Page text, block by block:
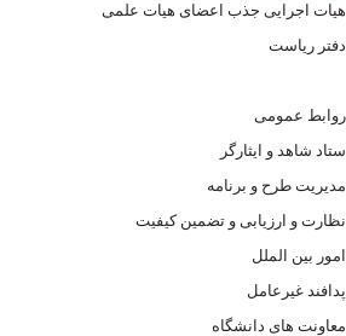
هیات اجرایی جذب اعضای هیات علمی
دفتر ریاست
روابط عمومی
ستاد شاهد و ایثارگر
مدیریت طرح و برنامه
نظارت و ارزیابی و تضمین کیفیت
امور بین الملل
پدافند غیرعامل
معاونت های دانشگاه